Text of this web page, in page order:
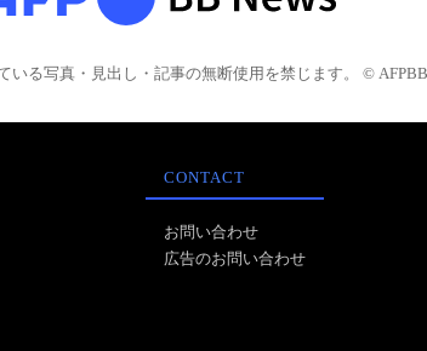
いる写真・見出し・記事の無断使用を禁じます。 © AFPBB
CONTACT
お問い合わせ
広告のお問い合わせ